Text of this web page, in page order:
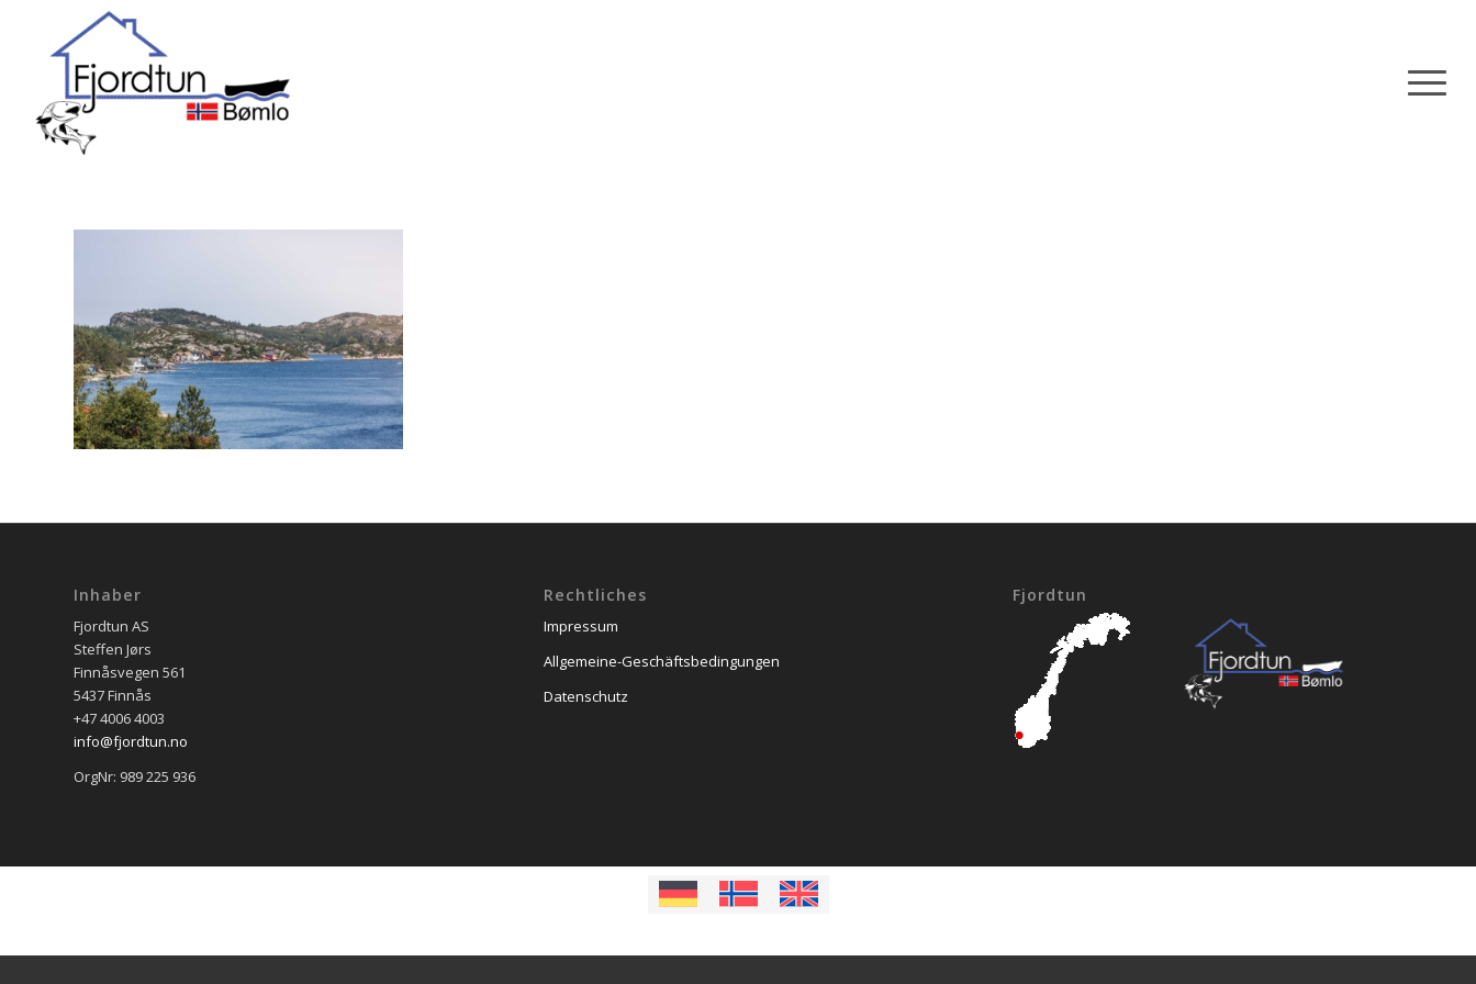
Inhaber
Fjordtun AS
Steffen Jørs
Finnåsvegen 561
5437 Finnås
+47 4006 4003
info@fjordtun.no
OrgNr: 989 225 936
Rechtliches
Impressum
Allgemeine-Geschäftsbedingungen
Datenschutz
Fjordtun